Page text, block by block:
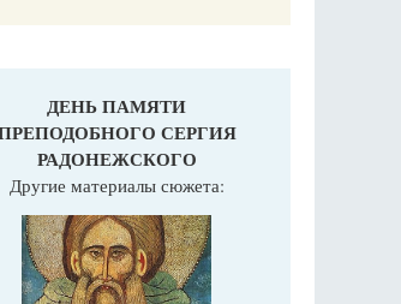
ДЕНЬ ПАМЯТИ
СЕРГИЯ
РАДОНЕЖСКОГО
Другие материалы сюжета: